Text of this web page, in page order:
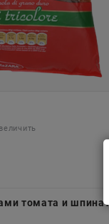
томата и